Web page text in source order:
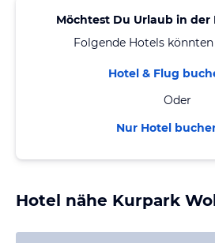
Möchtest Du Urlaub in der
Folgende Hotels
Hotel & Flug
Oder
Nur Hotel
Hotel nähe Kurpark